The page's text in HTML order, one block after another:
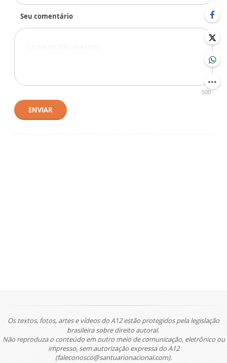
Seu comentário
500
ENVIAR
Os textos, fotos, artes e vídeos do A12 estão protegidos pela legislação
brasileira sobre direito autoral.
Não reproduza o conteúdo em outro meio de comunicação, eletrônico ou
impresso, sem autorização expressa do A12
(faleconosco@santuarionacional.com).